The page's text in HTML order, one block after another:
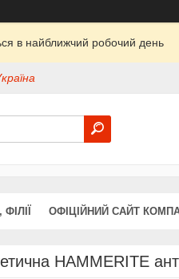
в найближчий робочий день
ОФІЦІЙНИЙ САЙТ
HAMMERITE